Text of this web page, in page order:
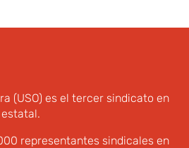
(USO) es el tercer sindicato en
representantes sindicales en